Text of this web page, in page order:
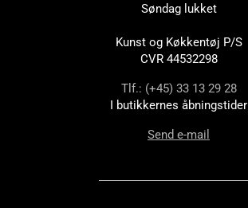
Søndag lukket
Kunst og Køkkentøj P/S
CVR 44532298
Tlf.: (+45) 33 13 29 28
I butikkernes åbningstider
Send e-mail